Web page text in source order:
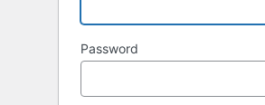
Password